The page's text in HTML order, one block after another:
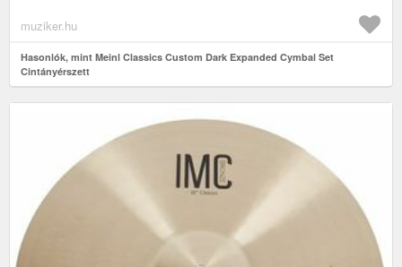
muziker.hu
Hasonlók, mint Meinl Classics Custom Dark Expanded Cymbal Set
Cintányérszett